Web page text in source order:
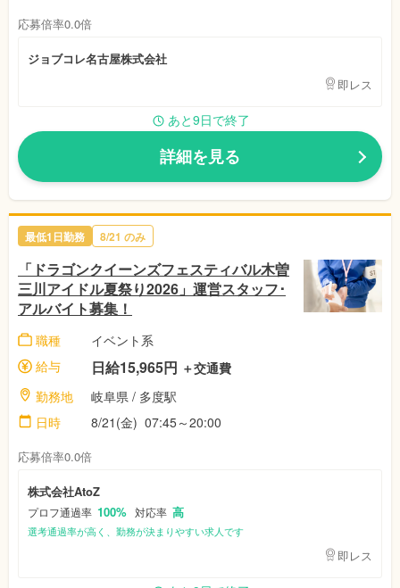
応募倍率0.0倍
ジョブコレ名古屋株式会社
即レス
あと9日で終了
詳細を見る
最低1日勤務 8/21 のみ
「ドラゴンクイーンズフェスティバル木曽
三川アイドル夏祭り2026」運営スタッフ･
アルバイト募集！
職種
イベント系
給与
日給15,965円 ＋交通費
勤務地
岐阜県 / 多度駅
日時
8/21(金) 07:45～20:00
応募倍率0.0倍
株式会社AtoZ
プロフ通過率 100% 対応率 高
選考通過率が高く、勤務が決まりやすい求人です
即レス